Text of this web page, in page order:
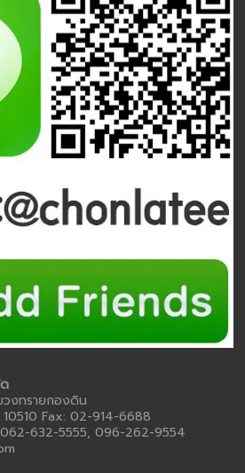
งทรายกองดิน
Fax: 02-914-6688
062-632-5555, 096-262-9554